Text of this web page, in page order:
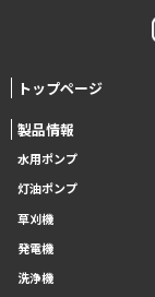
トップページ
製品情報
水用ポンプ
灯油ポンプ
草刈機
発電機
洗浄機